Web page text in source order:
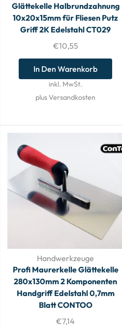
Glättekelle Halbrundzahnung
10x20x15mm für Fliesen Putz
Griff 2K Edelstahl CT029
€10,55
In Den Warenkorb
inkl. MwSt.
plus Versandkosten
Handwerkzeuge
Profi Maurerkelle Glättekelle
280x130mm 2 Komponenten
Handgriff Edelstahl 0,7mm
Blatt CONTOO
€7,14